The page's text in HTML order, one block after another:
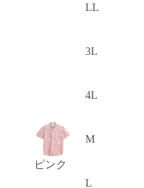
LL
3L
4L
ピンク
M
L